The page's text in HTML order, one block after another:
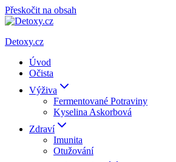
Přeskočit na obsah
Detoxy.cz
Úvod
Očista
Výživa
Fermentované Potraviny
Kyselina Askorbová
Zdraví
Imunita
Otužování